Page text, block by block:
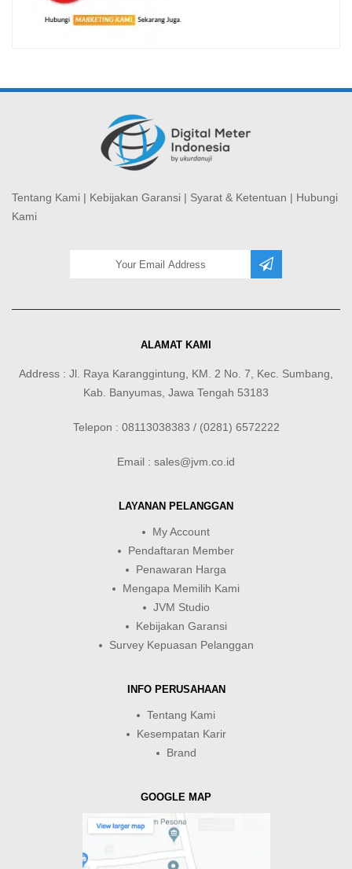
Tentang Kami | Kebijakan Garansi | Syarat & Ketentuan | Hubungi
Kami
ALAMAT KAMI
Address : Jl. Raya Karanggintung, KM. 2 No. 7, Kec. Sumbang,
Kab. Banyumas, Jawa Tengah 53183
Telepon : 08113038383 / (0281) 6572222
Email : sales@jvm.co.id
LAYANAN PELANGGAN
My Account
Pendaftaran Member
Penawaran Harga
Mengapa Memilih Kami
JVM Studio
Kebijakan Garansi
Survey Kepuasan Pelanggan
INFO PERUSAHAAN
Tentang Kami
Kesempatan Karir
Brand
GOOGLE MAP